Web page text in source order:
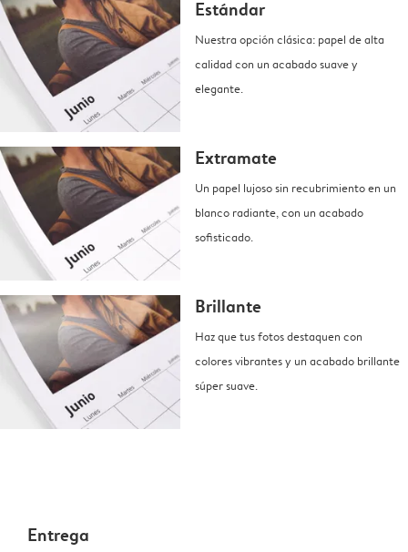
Estándar
Nuestra opción clásica: papel de alta
calidad con un acabado suave y
elegante.
Extramate
Un papel lujoso sin recubrimiento en un
blanco radiante, con un acabado
sofisticado.
Brillante
Haz que tus fotos destaquen con
colores vibrantes y un acabado brillante
súper suave.
Entrega